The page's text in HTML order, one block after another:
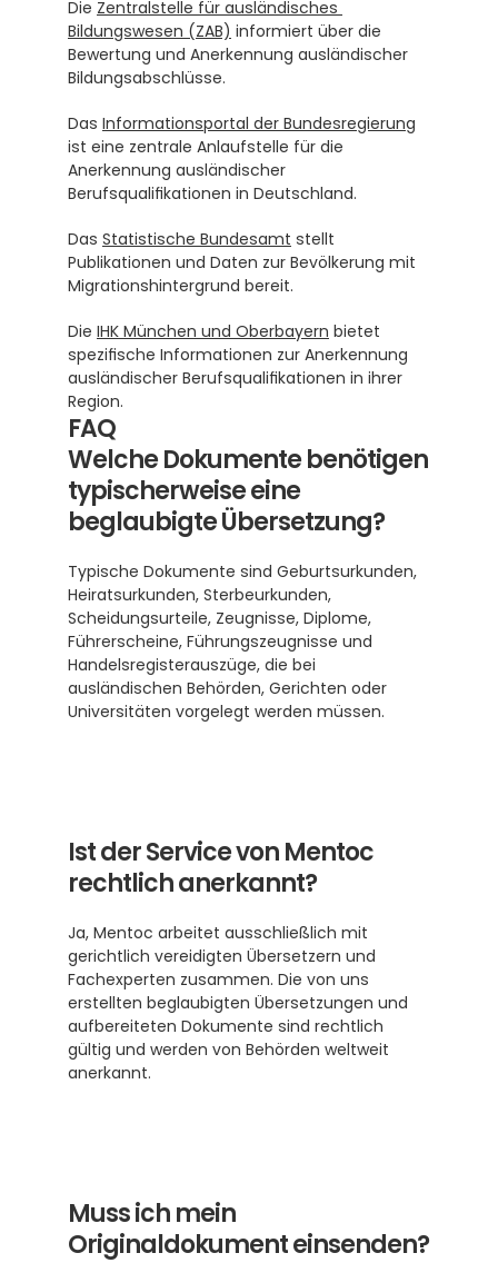
Die Zentralstelle für ausländisches
Bildungswesen (ZAB) informiert über die
Bewertung und Anerkennung ausländischer
Bildungsabschlüsse.
Das Informationsportal der Bundesregierung
ist eine zentrale Anlaufstelle für die
Anerkennung ausländischer
Berufsqualifikationen in Deutschland.
Das Statistische Bundesamt stellt
Publikationen und Daten zur Bevölkerung mit
Migrationshintergrund bereit.
Die IHK München und Oberbayern bietet
spezifische Informationen zur Anerkennung
ausländischer Berufsqualifikationen in ihrer
Region.
FAQ
Welche Dokumente benötigen
typischerweise eine
beglaubigte Übersetzung?
Typische Dokumente sind Geburtsurkunden,
Heiratsurkunden, Sterbeurkunden,
Scheidungsurteile, Zeugnisse, Diplome,
Führerscheine, Führungszeugnisse und
Handelsregisterauszüge, die bei
ausländischen Behörden, Gerichten oder
Universitäten vorgelegt werden müssen.
Ist der Service von Mentoc
rechtlich anerkannt?
Ja, Mentoc arbeitet ausschließlich mit
gerichtlich vereidigten Übersetzern und
Fachexperten zusammen. Die von uns
erstellten beglaubigten Übersetzungen und
aufbereiteten Dokumente sind rechtlich
gültig und werden von Behörden weltweit
anerkannt.
Muss ich mein
Originaldokument einsenden?